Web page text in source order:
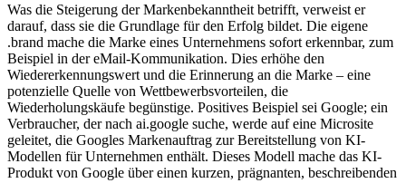
Was die Steigerung der Markenbekanntheit betrifft, verweist er
darauf, dass sie die Grundlage für den Erfolg bildet. Die eigene
.brand mache die Marke eines Unternehmens sofort erkennbar, zum
Beispiel in der eMail-Kommunikation. Dies erhöhe den
Wiedererkennungswert und die Erinnerung an die Marke – eine
potenzielle Quelle von Wettbewerbsvorteilen, die
Wiederholungskäufe begünstige. Positives Beispiel sei Google; ein
Verbraucher, der nach ai.google suche, werde auf eine Microsite
geleitet, die Googles Markenauftrag zur Bereitstellung von KI-
Modellen für Unternehmen enthält. Dieses Modell mache das KI-
Produkt von Google über einen kurzen, prägnanten, beschreibenden